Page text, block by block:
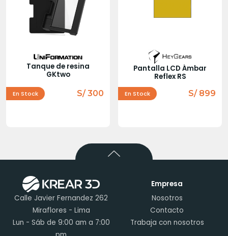
Tanque de resina
GKtwo
En Stock S/ 300
Pantalla LCD Ámbar
Reflex RS
En Stock S/ 899
Calle Javier Fernandez 262
Miraflores - Lima
Lun - Sáb de 9:00 am a 7:00
Empresa
Nosotros
Contacto
Trabaja con nosotros